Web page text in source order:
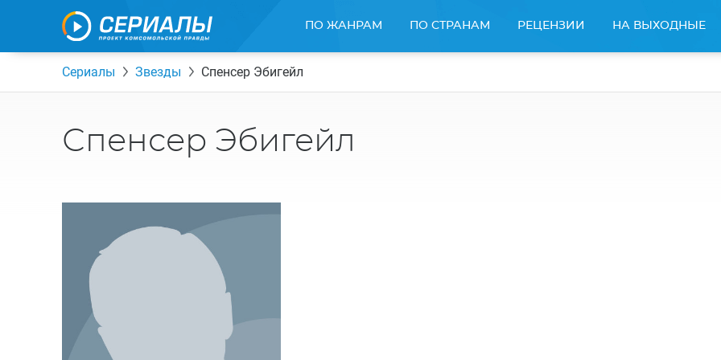
ПО ЖАНРАМ ПО СТРАНАМ РЕЦЕНЗИИ НА ВЫХОДНЫЕ
Сериалы Звезды Спенсер Эбигейл
Спенсер Эбигейл